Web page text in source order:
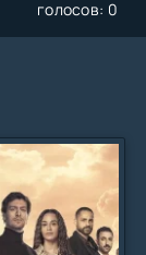
голосов: 0